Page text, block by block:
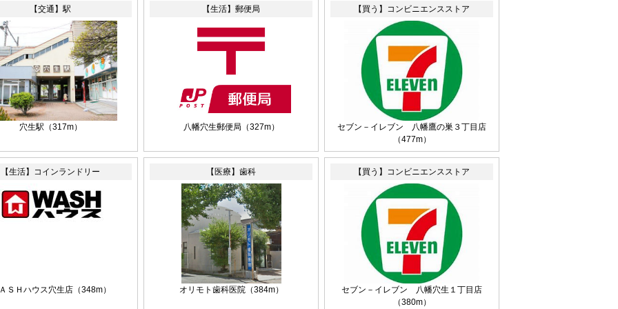
【交通】駅
穴生駅 （317m）
【生活】郵便局
八幡穴生郵便局 （327m）
【買う】コンビニエンスストア
セブン－イレブン 八幡鷹の巣３丁目店
（477m）
【生活】コインランドリー
ＳＨハウス穴生店（348m）
【医療】歯科
オリモト歯科医院（384m）
【買う】コンビニエンスストア
セブン－イレブン 八幡穴生１丁目店
（380m）